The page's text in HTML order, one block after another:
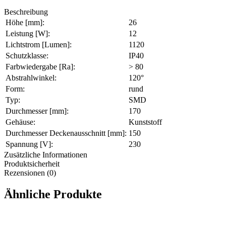
Beschreibung
Höhe [mm]:
26
Leistung [W]:
12
Lichtstrom [Lumen]:
1120
Schutzklasse:
IP40
Farbwiedergabe [Ra]:
> 80
Abstrahlwinkel:
120°
Form:
rund
Typ:
SMD
Durchmesser [mm]:
170
Gehäuse:
Kunststoff
Durchmesser Deckenausschnitt [mm]: 150
Spannung [V]:
230
Zusätzliche Informationen
Produktsicherheit
Rezensionen (0)
Ähnliche Produkte